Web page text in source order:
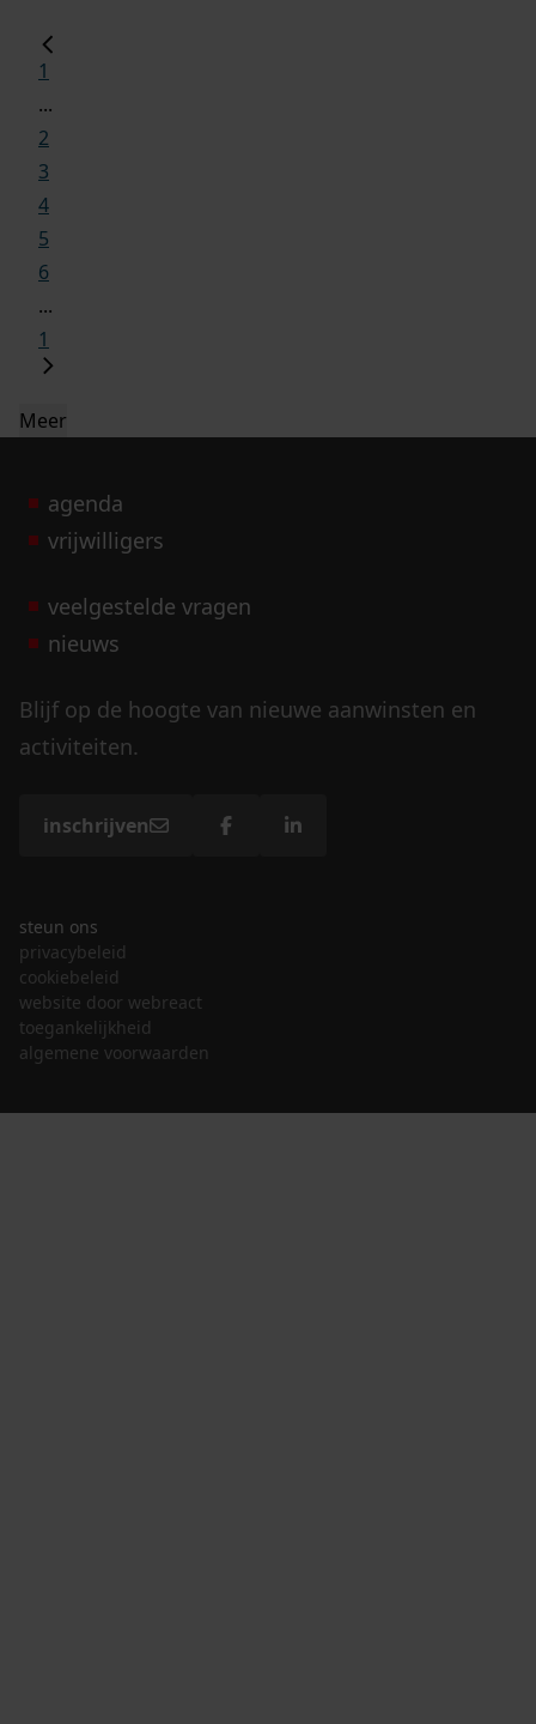
1
...
2
3
4
5
6
...
1
Meer
agenda
vrijwilligers
veelgestelde vragen
nieuws
Blijf op de hoogte van nieuwe aanwinsten en
activiteiten.
inschrijven
steun ons
privacybeleid
cookiebeleid
website door webreact
toegankelijkheid
algemene voorwaarden